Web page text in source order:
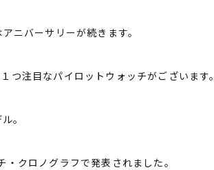
ニバーサリーが続きます。
つ注目なパイロットウォッチがございます。
。
クロノグラフで発表されました。